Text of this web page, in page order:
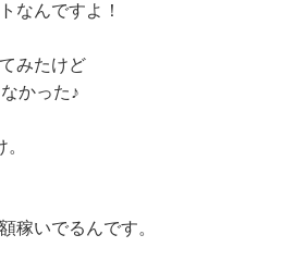
なんですよ！
みたけど
かった♪
稼いでるんです。